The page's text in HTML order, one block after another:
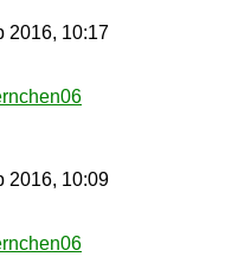
2016, 10:17
2016, 10:09